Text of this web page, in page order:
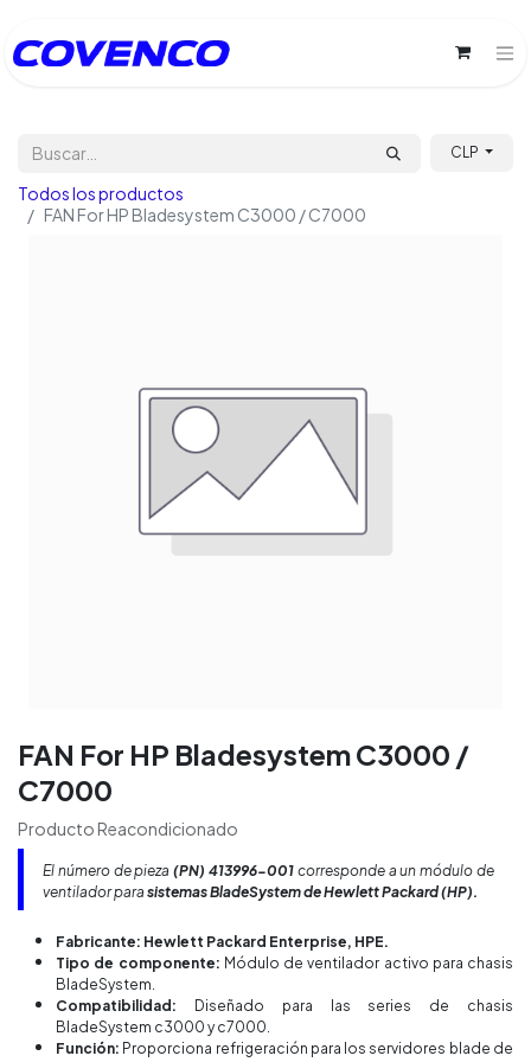
CLP
Todos los productos
FAN For HP Bladesystem C3000 / C7000
FAN For HP Bladesystem C3000 /
C7000
Producto Reacondicionado
El número de pieza(PN) 413996-001 corresponde a un módulo de
ventilador para sistemas BladeSystem de Hewlett Packard (HP).
Fabricante: Hewlett Packard Enterprise, HPE.
Tipo de componente: Módulo de ventilador activo para chasis
BladeSystem.
Compatibilidad: Diseñado para las series de chasis
BladeSystem c3000 y c7000.
Función: Proporciona refrigeración para los servidores blade de